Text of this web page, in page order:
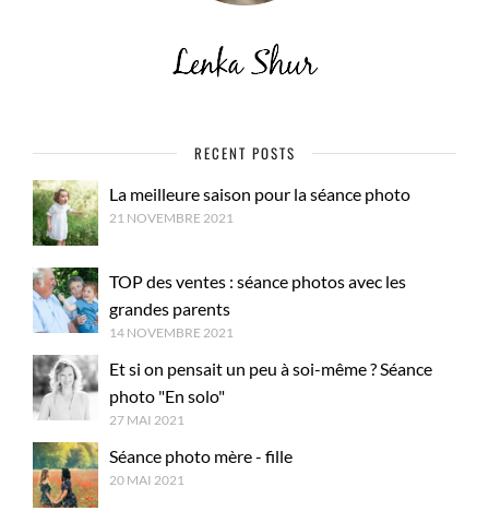
RECENT POSTS
La meilleure saison pour la séance photo
21 NOVEMBRE 2021
TOP des ventes : séance photos avec les
grandes parents
14 NOVEMBRE 2021
Et si on pensait un peu à soi-même ? Séance
photo "En solo"
27 MAI 2021
Séance photo mère - fille
20 MAI 2021